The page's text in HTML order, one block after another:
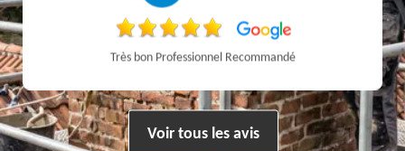
Très bon Professionnel Recommandé
Voir tous les avis